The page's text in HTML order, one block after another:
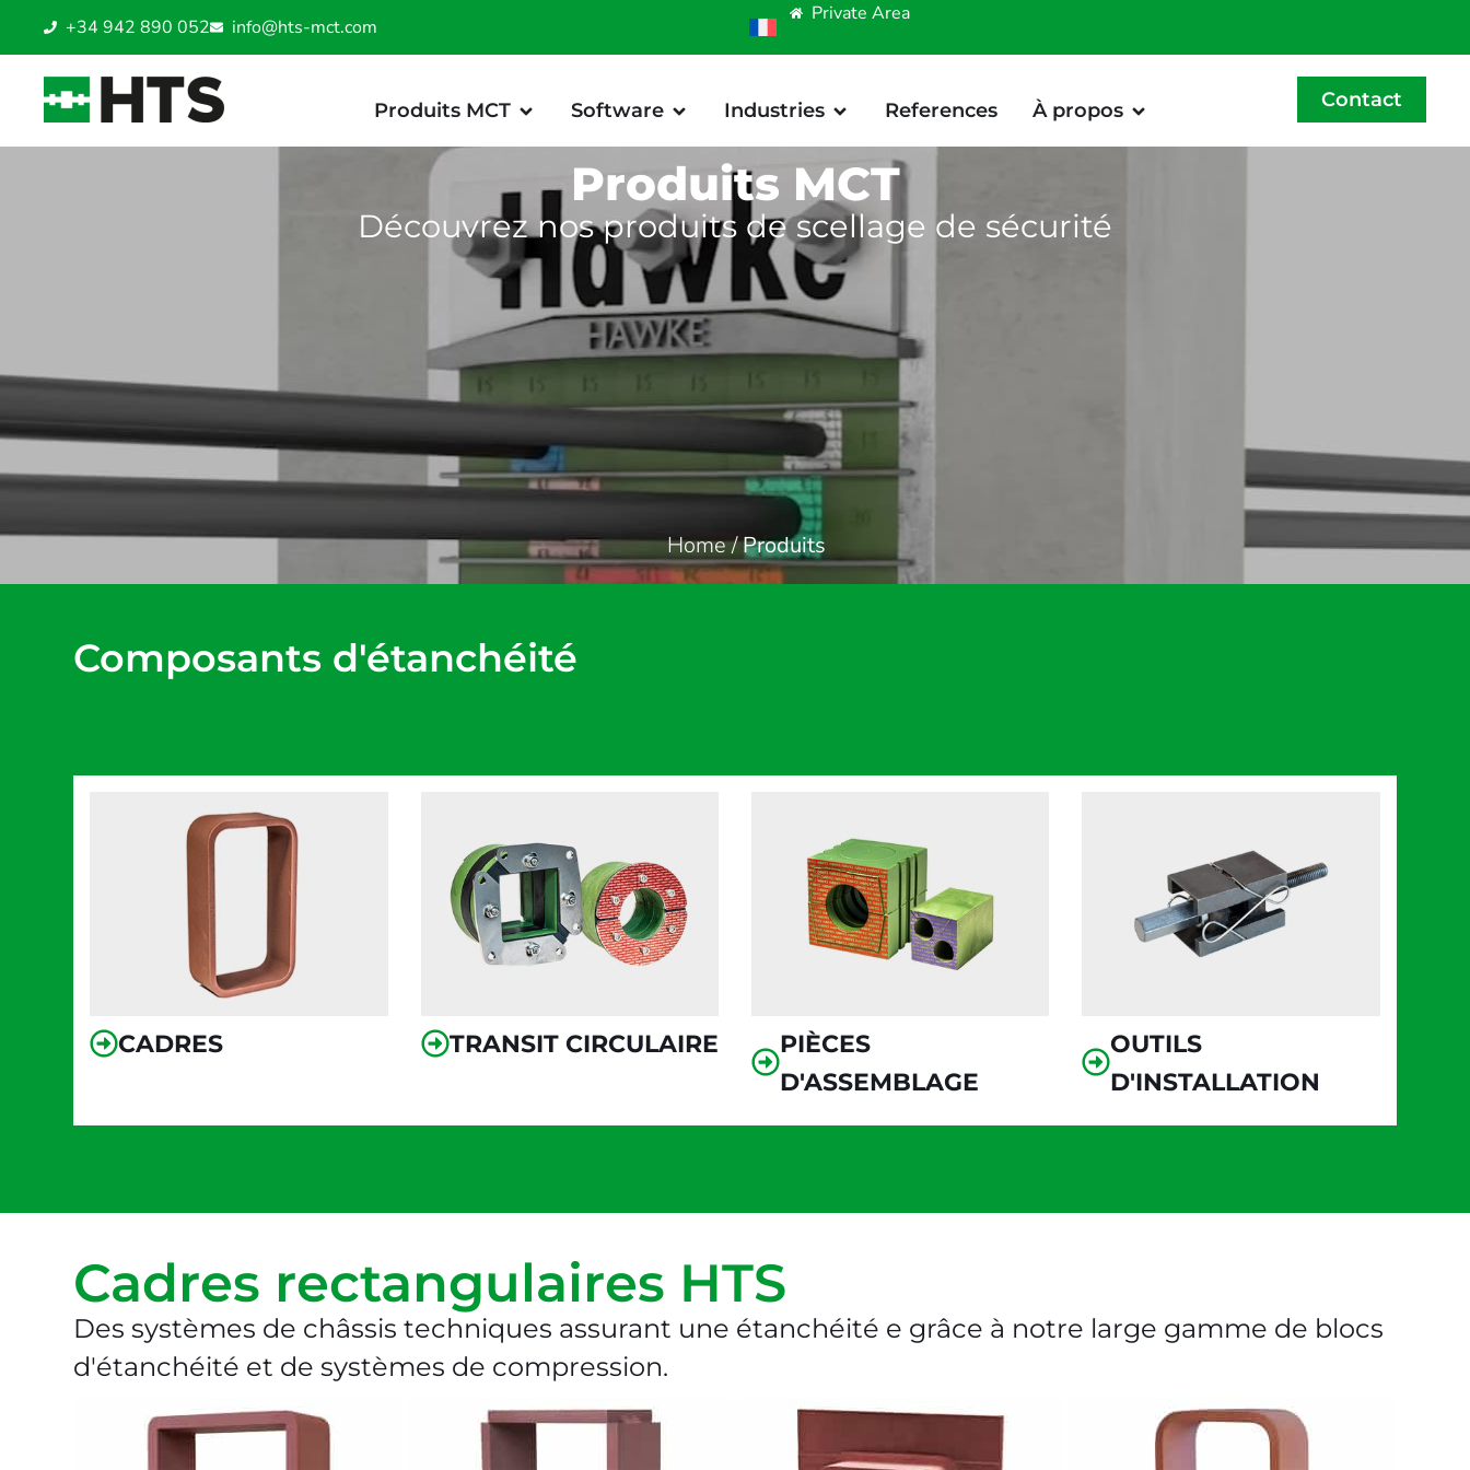
+34 942 890 052 info@hts-mct.com
Private Area
Produits MCT Software Industries References À propos Contact
Produits MCT
Découvrez nos produits de scellage de sécurité
Home/Produits
Composants d'étanchéité
CADRES TRANSIT CIRCULAIRE
PIÈCES
D'ASSEMBLAGE
OUTILS
D'INSTALLATION
Cadres rectangulaires HTS
Des systèmes de châssis techniques assurant une étanchéité e grâce à notre large gamme de blocs
d'étanchéité et de systèmes de compression.